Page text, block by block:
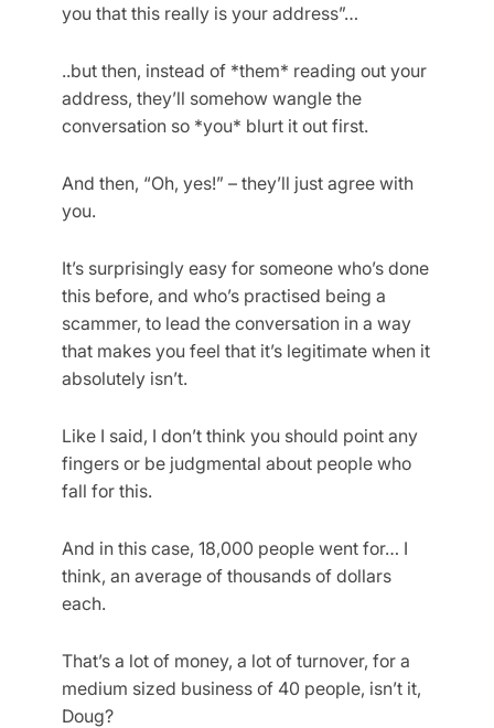
you that this really is your address”…
..but then, instead of *them* reading out your
address, they’ll somehow wangle the
conversation so *you* blurt it out first.
And then, “Oh, yes!” – they’ll just agree with
you.
It’s surprisingly easy for someone who’s done
this before, and who’s practised being a
scammer, to lead the conversation in a way
that makes you feel that it’s legitimate when it
absolutely isn’t.
Like I said, I don’t think you should point any
fingers or be judgmental about people who
fall for this.
And in this case, 18,000 people went for… I
think, an average of thousands of dollars
each.
That’s a lot of money, a lot of turnover, for a
medium sized business of 40 people, isn’t it,
Doug?